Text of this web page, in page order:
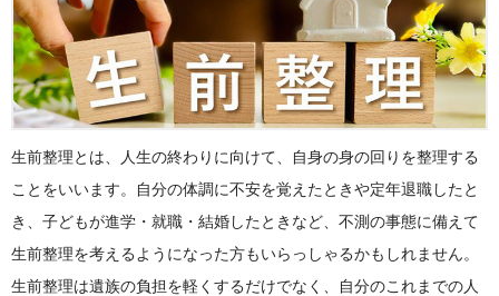
生前整理とは、人生の終わりに向けて、自身の身の回りを整理する
ことをいいます。自分の体調に不安を覚えたときや定年退職したと
き、子どもが進学・就職・結婚したときなど、不測の事態に備えて
生前整理を考えるようになった方もいらっしゃるかもしれません。
生前整理は遺族の負担を軽くするだけでなく、自分のこれまでの人